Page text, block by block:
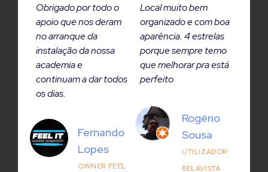
Obrigado por todo o
apoio que nos deram
no arranque da
instalação da nossa
academia e
continuam a dar todos
os dias.
Fernando
Lopes
OWNER FEEL
Local muito bem
organizado e com boa
aparência. 4 estrelas
porque sempre temo
que melhorar pra está
perfeito
Rogério
Sousa
UTILIZADOR
BELAVISTA